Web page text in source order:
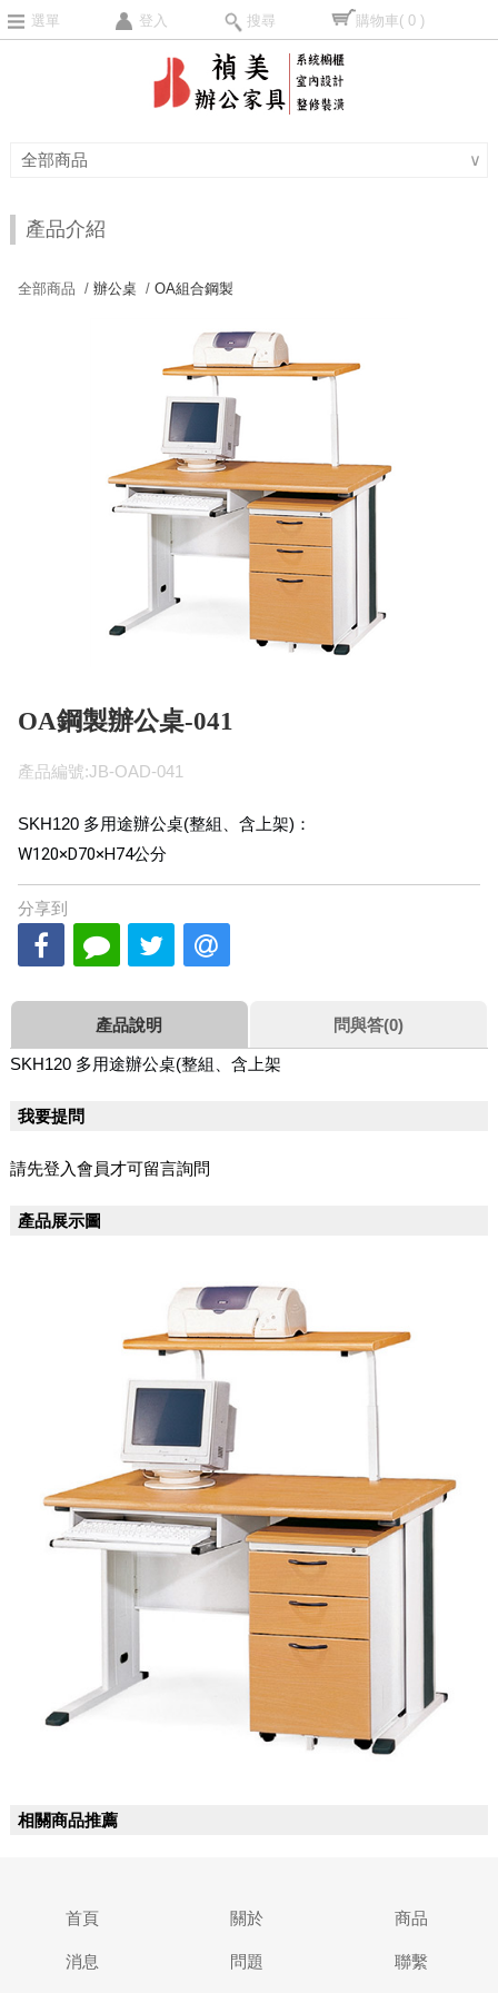
選單 登入 搜尋 購物車( 0 )
全部商品 ∨
產品介紹
全部商品 /辦公桌 /OA組合鋼製
OA鋼製辦公桌-041
產品編號:JB-OAD-041
SKH120 多用途辦公桌(整組、含上架)：
W120×D70×H74公分
分享到
產品說明 問與答(0)
SKH120 多用途辦公桌(整組、含上架
我要提問
請先登入會員才可留言詢問
產品展示圖
相關商品推薦
首頁 關於 商品
消息 問題 聯繫